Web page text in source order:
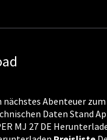
nächstes Abenteuer
Daten Stand
MJ 27 DE